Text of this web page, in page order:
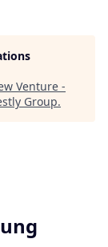
Venture -
Group.